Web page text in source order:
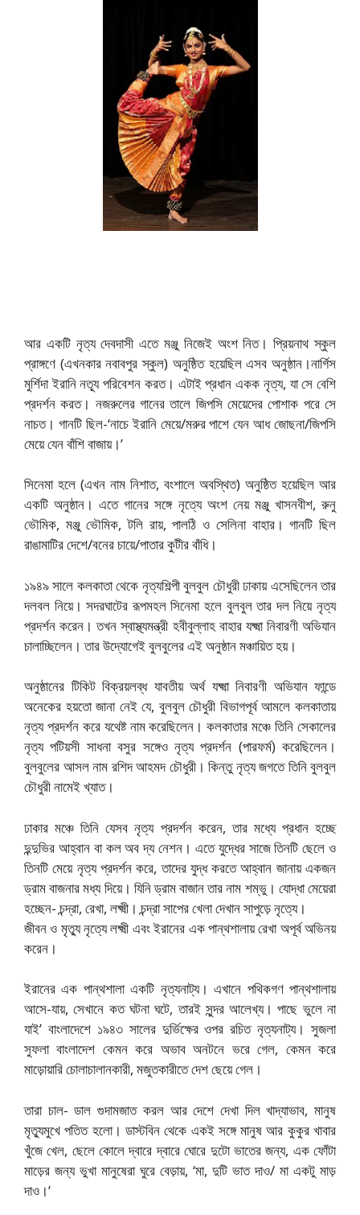
আর একটি নৃত্য দেবদাসী এতে মঞ্জু নিজেই অংশ নিত। প্রিয়নাথ স্কুল
প্রাঙ্গণে (এখনকার নবাবপুর স্কুল) অনুষ্ঠিত হয়েছিল এসব অনুষ্ঠান।নার্গিস
মুর্শিদা ইরানি নত্যূ পরিবেশন করত। এটাই প্রধান একক নৃত্য, যা সে বেশি
প্রদর্শন করত। নজরুলের গানের তালে জিপসি মেয়েদের পোশাক পরে সে
নাচত। গানটি ছিল-‘নাচে ইরানি মেয়ে/মরুর পাশে যেন আধ জোছনা/জিপসি
মেয়ে যেন বাঁশি বাজায়।’
সিনেমা হলে (এখন নাম নিশাত, বংশালে অবস্থিত) অনুষ্ঠিত হয়েছিল আর
একটি অনুষ্ঠান। এতে গানের সঙ্গে নৃত্যে অংশ নেয় মঞ্জু খাসনবীশ, রুনু
ভৌমিক, মঞ্জু ভৌমিক, টলি রায়, পালঠি ও সেলিনা বাহার। গানটি ছিল
রাঙামাটির দেশে/বনের চায়ে/পাতার কুটীর বাঁধি।
১৯৪৯ সালে কলকাতা থেকে নৃত্যশিল্পী বুলবুল চৌধুরী ঢাকায় এসেছিলেন তার
দলবল নিয়ে। সদরঘাটের রূপমহল সিনেমা হলে বুলবুল তার দল নিয়ে নৃত্য
প্রদর্শন করেন। তখন স্বাস্থ্যমন্ত্রী হবীবুল্লাহ বাহার যক্ষ্মা নিবারণী অভিযান
চালাচ্ছিলেন। তার উদ্যোগেই বুলবুলের এই অনুষ্ঠান মঞ্চায়িত হয়।
অনুষ্ঠানের টিকিট বিক্রয়লব্ধ যাবতীয় অর্থ যক্ষ্মা নিবারণী অভিযান ফান্ডে
অনেকের হয়তো জানা নেই যে, বুলবুল চৌধুরী বিভাগপূর্ব আমলে কলকাতায়
নৃত্য প্রদর্শন করে যথেষ্ট নাম করেছিলেন। কলকাতার মঞ্চে তিনি সেকালের
নৃত্য পটিয়সী সাধনা বসুর সঙ্গেও নৃত্য প্রদর্শন (পারফর্ম) করেছিলেন।
বুলবুলের আসল নাম রশিদ আহমদ চৌধুরী। কিন্তু নৃত্য জগতে তিনি বুলবুল
চৌধুরী নামেই খ্যাত।
ঢাকার মঞ্চে তিনি যেসব নৃত্য প্রদর্শন করেন, তার মধ্যে প্রধান হচ্ছে
দুন্দুভির আহ্বান বা কল অব দ্য নেশন। এতে যুদ্ধের সাজে তিনটি ছেলে ও
তিনটি মেয়ে নৃত্য প্রদর্শন করে, তাদের যুদ্ধ করতে আহ্বান জানায় একজন
ড্রাম বাজনার মধ্য দিয়ে। যিনি ড্রাম বাজান তার নাম শম্ভু। যোদ্ধা মেয়েরা
হচ্ছেন- চন্দ্রা, রেখা, লক্ষ্মী। চন্দ্রা সাপের খেলা দেখান সাপুড়ে নৃত্যে।
জীবন ও মৃত্যু নৃত্যে লক্ষ্মী এবং ইরানের এক পান্থশালায় রেখা অপূর্ব অভিনয়
করেন।
ইরানের এক পান্থশালা একটি নৃত্যনাট্য। এখানে পথিকগণ পান্থশালায়
আসে-যায়, সেখানে কত ঘটনা ঘটে, তারই সুন্দর আলেখ্য। পাছে ভুলে না
যাই’ বাংলাদেশে ১৯৪৩ সালের দুর্ভিক্ষের ওপর রচিত নৃত্যনাট্য। সুজলা
সুফলা বাংলাদেশ কেমন করে অভাব অনটনে ভরে গেল, কেমন করে
মাড়োয়ারি চোলাচালানকারী, মজুতকারীতে দেশ ছেয়ে গেল।
তারা চাল- ডাল গুদামজাত করল আর দেশে দেখা দিল খাদ্যাভাব, মানুষ
মৃত্যুমুখে পতিত হলো। ডাস্টবিন থেকে একই সঙ্গে মানুষ আর কুকুর খাবার
খুঁজে খেল, ছেলে কোলে দ্বারে দ্বারে ঘোরে দুটো ভাতের জন্য, এক ফোঁটা
মাড়ের জন্য ভুখা মানুষেরা ঘুরে বেড়ায়, ‘মা, দুটি ভাত দাও/ মা একটু মাড়
দাও।’